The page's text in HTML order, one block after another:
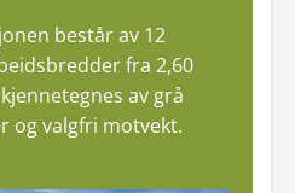
består av 12
fra 2,60
av grå
og valgfri motvekt.